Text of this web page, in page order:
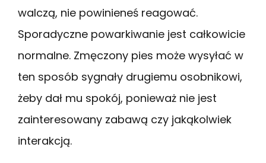
walczą, nie powinieneś reagować.
Sporadyczne powarkiwanie jest całkowicie
normalne. Zmęczony pies może wysyłać w
ten sposób sygnały drugiemu osobnikowi,
żeby dał mu spokój, ponieważ nie jest
zainteresowany zabawą czy jakąkolwiek
interakcją.